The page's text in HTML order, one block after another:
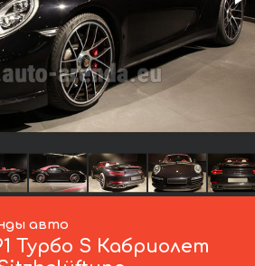
авто
Турбо S Кабриолет